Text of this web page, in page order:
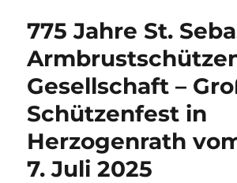
775 Jahre St.
Gesellschaft –
Schützenfest in
Herzogenrath
7. Juli 2025